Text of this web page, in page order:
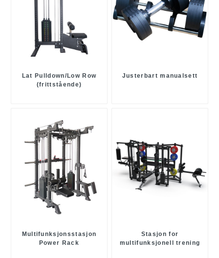
Lat Pulldown/Low Row
(frittstående)
Justerbart manualsett
Multifunksjonsstasjon
Power Rack
Stasjon for
multifunksjonell trening